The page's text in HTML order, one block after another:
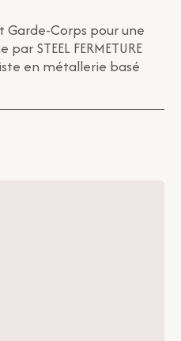
Garde-Corps pour une
STEEL FERMETURE
en métallerie basé